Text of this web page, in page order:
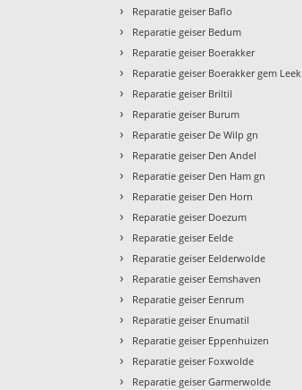
› Reparatie geiser Baflo
› Reparatie geiser Bedum
› Reparatie geiser Boerakker
› Reparatie geiser Boerakker gem Leek
› Reparatie geiser Briltil
› Reparatie geiser Burum
› Reparatie geiser De Wilp gn
› Reparatie geiser Den Andel
› Reparatie geiser Den Ham gn
› Reparatie geiser Den Horn
› Reparatie geiser Doezum
› Reparatie geiser Eelde
› Reparatie geiser Eelderwolde
› Reparatie geiser Eemshaven
› Reparatie geiser Eenrum
› Reparatie geiser Enumatil
› Reparatie geiser Eppenhuizen
› Reparatie geiser Foxwolde
› Reparatie geiser Garmerwolde